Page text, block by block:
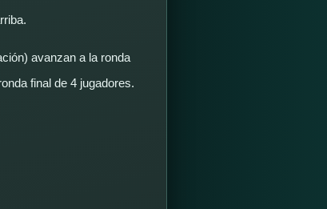
avanzan a la ronda
final de 4 jugadores.